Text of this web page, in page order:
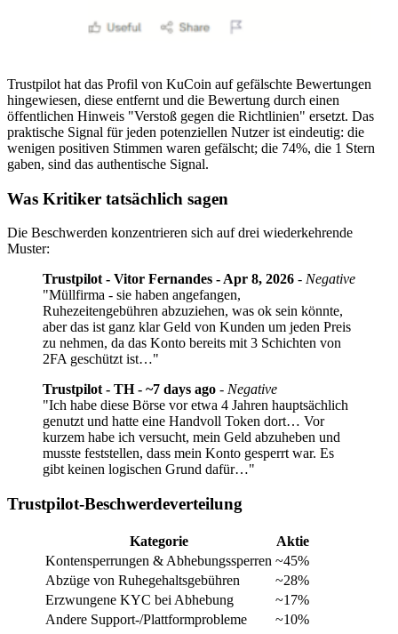
Trustpilot hat das Profil von KuCoin auf gefälschte Bewertungen
hingewiesen, diese entfernt und die Bewertung durch einen
öffentlichen Hinweis "Verstoß gegen die Richtlinien" ersetzt. Das
praktische Signal für jeden potenziellen Nutzer ist eindeutig: die
wenigen positiven Stimmen waren gefälscht; die 74%, die 1 Stern
gaben, sind das authentische Signal.
Was Kritiker tatsächlich sagen
Die Beschwerden konzentrieren sich auf drei wiederkehrende
Muster:
Trustpilot - Vitor Fernandes - Apr 8, 2026 - Negative
"Müllfirma - sie haben angefangen,
Ruhezeitengebühren abzuziehen, was ok sein könnte,
aber das ist ganz klar Geld von Kunden um jeden Preis
zu nehmen, da das Konto bereits mit 3 Schichten von
2FA geschützt ist…"
Trustpilot - TH - ~7 days ago - Negative
"Ich habe diese Börse vor etwa 4 Jahren hauptsächlich
genutzt und hatte eine Handvoll Token dort… Vor
kurzem habe ich versucht, mein Geld abzuheben und
musste feststellen, dass mein Konto gesperrt war. Es
gibt keinen logischen Grund dafür…"
Trustpilot-Beschwerdeverteilung
Kategorie
Aktie
Kontensperrungen & Abhebungssperren ~45%
Abzüge von Ruhegehaltsgebühren
~28%
Erzwungene KYC bei Abhebung
~17%
Andere Support-/Plattformprobleme
~10%